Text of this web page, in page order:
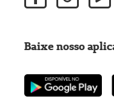
Baixe nosso